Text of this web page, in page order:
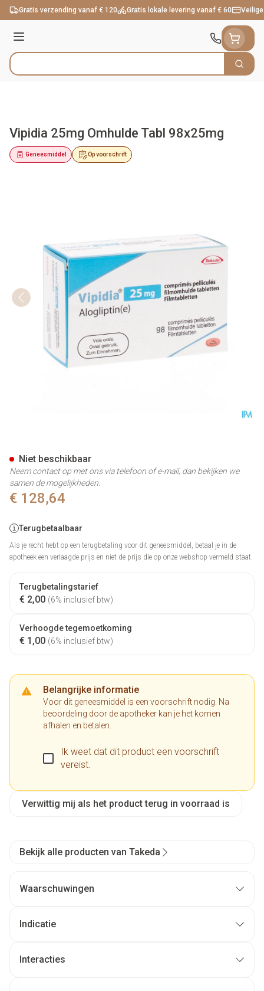
Ga naar de inhoud
Gratis verzending vanaf € 120 Gratis lokale levering vanaf € 60
Menu
Product, merk, categorie... Zoek
Vipidia 25mg Omhulde Tabl 98x25mg
Op voorschrift
Geneesmiddel
€ 128,64
Terugbetaalbaar
Als je recht hebt op een terugbetaling voor dit geneesmiddel, betaal je in de
apotheek een verlaagde prijs en niet de prijs die op onze webshop vermeld staat.
Terugbetalingstarief
€ 2,00 (6% inclusief btw)
Verhoogde tegemoetkoming
€ 1,00 (6% inclusief btw)
Belangrijke informatie
Voor dit geneesmiddel is een voorschrift nodig. Na
beoordeling door de apotheker kan je het komen
afhalen en betalen.
Ik weet dat dit product een voorschrift
vereist.
Verwittig mij als het product terug in voorraad is
Niet beschikbaar
Neem contact op met ons via telefoon of e-mail, dan bekijken we
samen de mogelijkheden.
Bekijk alle producten van Takeda
Waarschuwingen
Indicatie
Interacties